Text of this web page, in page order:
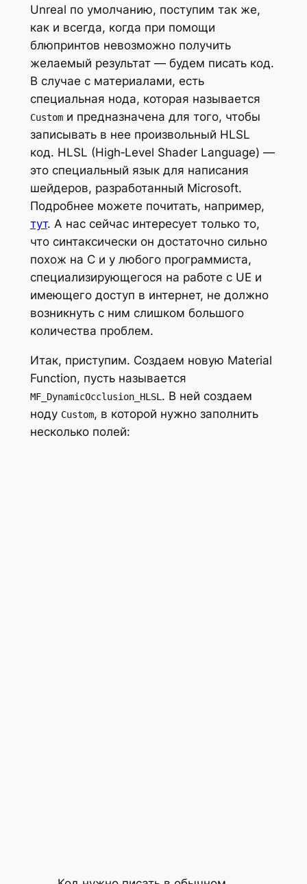
Unreal по умолчанию, поступим так же,
как и всегда, когда при помощи
блюпринтов невозможно получить
желаемый результат — будем писать код.
В случае с материалами, есть
специальная нода, которая называется
Customи предназначена для того, чтобы
записывать в нее произвольный HLSL
код. HLSL (High‑Level Shader Language) —
это специальный язык для написания
шейдеров, разработанный Microsoft.
Подробнее можете почитать, например,
тут. А нас сейчас интересует только то,
что синтаксически он достаточно сильно
похож на Cи у любого программиста,
специализирующегося на работе с UE и
имеющего доступ в интернет, не должно
возникнуть с ним слишком большого
количества проблем.
Итак, приступим. Создаем новую Material
Function, пусть называется
MF_DynamicOcclusion_HLSL. В ней создаем
ноду Custom, в которой нужно заполнить
несколько полей: